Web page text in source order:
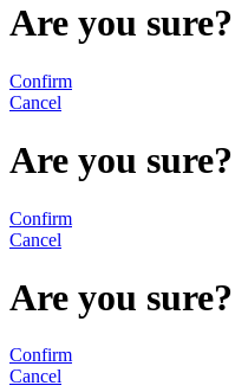
Are you sure?
Confirm
Cancel
Are you sure?
Confirm
Cancel
Are you sure?
Confirm
Cancel